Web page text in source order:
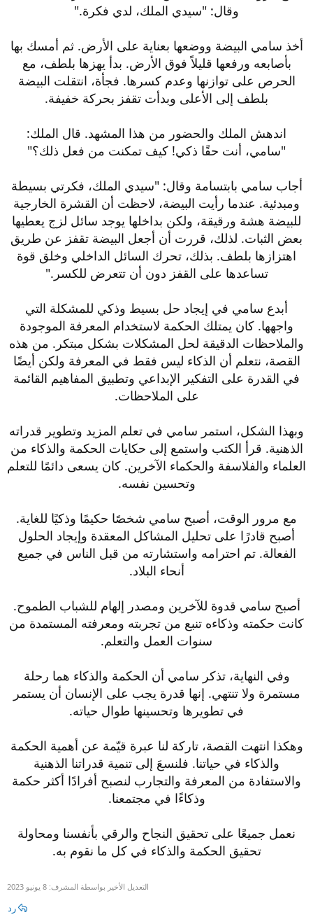
وقال: "سيدي الملك، لدي فكرة."
أخذ سامي البيضة ووضعها بعناية على الأرض. ثم أمسك بها
بأصابعه ورفعها قليلاً فوق الأرض. بدأ يهزها بلطف، مع
الحرص على توازنها وعدم كسرها. فجأة، انتقلت البيضة
بلطف إلى الأعلى وبدأت تقفز بحركة خفيفة.
اندهش الملك والحضور من هذا المشهد. قال الملك:
"سامي، أنت حقًا ذكي! كيف تمكنت من فعل ذلك؟"
أجاب سامي بابتسامة وقال: "سيدي الملك، فكرتي بسيطة
ومبدئية. عندما رأيت البيضة، لاحظت أن القشرة الخارجية
للبيضة هشة ورقيقة، ولكن بداخلها يوجد سائل لزج يعطيها
بعض الثبات. لذلك، قررت أن أجعل البيضة تقفز عن طريق
اهتزازها بلطف. بذلك، تحرك السائل الداخلي وخلق قوة
تساعدها على القفز دون أن تتعرض للكسر."
أبدع سامي في إيجاد حل بسيط وذكي للمشكلة التي
واجهها. كان يمتلك الحكمة لاستخدام المعرفة الموجودة
والملاحظات الدقيقة لحل المشكلات بشكل مبتكر. من هذه
القصة، نتعلم أن الذكاء ليس فقط في المعرفة ولكن أيضًا
في القدرة على التفكير الإبداعي وتطبيق المفاهيم القائمة
على الملاحظات.
وبهذا الشكل، استمر سامي في تعلم المزيد وتطوير قدراته
الذهنية. قرأ الكتب واستمع إلى حكايات الحكمة والذكاء من
العلماء والفلاسفة والحكماء الآخرين. كان يسعى دائمًا للتعلم
وتحسين نفسه.
مع مرور الوقت، أصبح سامي شخصًا حكيمًا وذكيًا للغاية.
أصبح قادرًا على تحليل المشاكل المعقدة وإيجاد الحلول
الفعالة. تم احترامه واستشارته من قبل الناس في جميع
أنحاء البلاد.
أصبح سامي قدوة للآخرين ومصدر إلهام للشباب الطموح.
كانت حكمته وذكاءه تنبع من تجربته ومعرفته المستمدة من
سنوات العمل والتعلم.
وفي النهاية، تذكر سامي أن الحكمة والذكاء هما رحلة
مستمرة ولا تنتهي. إنها قدرة يجب على الإنسان أن يستمر
في تطويرها وتحسينها طوال حياته.
وهكذا انتهت القصة، تاركة لنا عبرة قيّمة عن أهمية الحكمة
والذكاء في حياتنا. فلنسعَ إلى تنمية قدراتنا الذهنية
والاستفادة من المعرفة والتجارب لنصبح أفرادًا أكثر حكمة
وذكاءًا في مجتمعنا.
نعمل جميعًا على تحقيق النجاح والرقي بأنفسنا ومحاولة
تحقيق الحكمة والذكاء في كل ما نقوم به.
التعديل الأخير بواسطة المشرف: 8 يونيو 2023
رد